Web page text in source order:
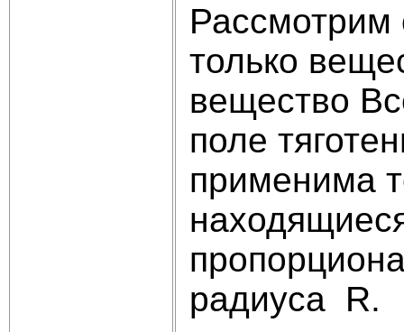
Рассмотрим
только
вещество
поле
применима
радиуса R.